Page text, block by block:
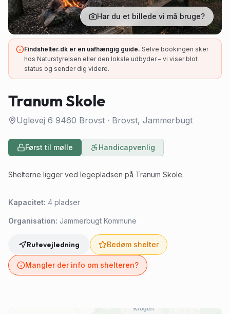
Har du et billede vi må bruge?
Findshelter.dk er en uafhængig guide. Selve bookingen sker
hos Naturstyrelsen eller den lokale udbyder – vi viser blot
status og sender dig videre.
Tranum Skole
Uglevej 6 9460 Brovst · Brovst, Jammerbugt
Først til mølle Handicapvenlig
Shelterne ligger ved legepladsen på Tranum Skole.
Kapacitet: 4 pladser
Organisation: Jammerbugt Kommune
Rutevejledning Bedøm shelter
Mangler der info om shelteren?